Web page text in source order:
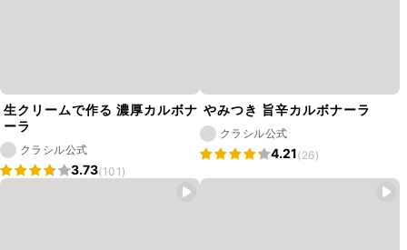
生クリームで作る 濃厚カルボナ
ーラ
クラシル公式
3.73(101)
やみつき 旨辛カルボナーラ
クラシル公式
4.21(26)